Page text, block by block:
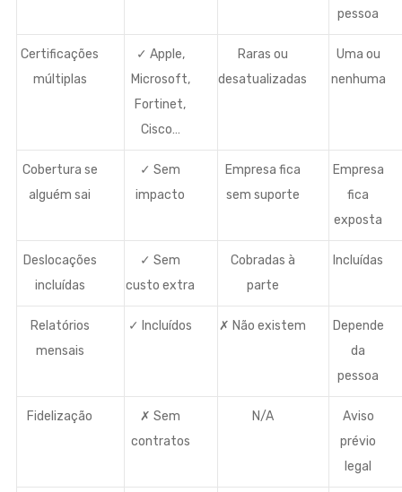
pessoa
Certificações
múltiplas
✓ Apple,
Microsoft,
Fortinet,
Cisco…
Raras ou
desatualizadas
Uma ou
nenhuma
Cobertura se
alguém sai
✓ Sem
impacto
Empresa fica
sem suporte
Empresa
fica
exposta
Deslocações
incluídas
✓ Sem
custo extra
Cobradas à
parte
Incluídas
Relatórios
mensais
✓ Incluídos ✗ Não existem
Depende
da
pessoa
Fidelização
✗ Sem
contratos
N/A
Aviso
prévio
legal